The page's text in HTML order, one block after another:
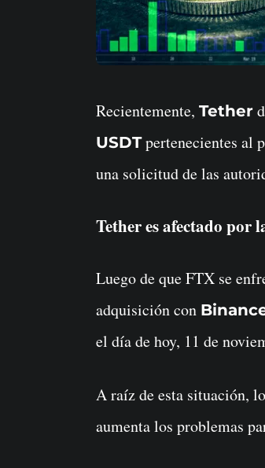
Recientemente, Tether
USDTpertenecientes al
una solicitud de las
Tether es afectado por
Luego de que FTX se
adquisición con
el día de hoy, 11 de
A raíz de esta situación,
aumenta los problemas